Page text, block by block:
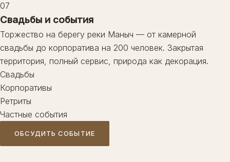
07
Свадьбы и события
Торжество на берегу реки Маныч — от камерной
свадьбы до корпоратива на 200 человек. Закрытая
территория, полный сервис, природа как декорация.
Свадьбы
Корпоративы
Ретриты
Частные события
ОБСУДИТЬ СОБЫТИЕ